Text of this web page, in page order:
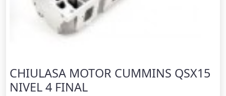
CHIULASA MOTOR CUMMINS QSX15
NIVEL 4 FINAL